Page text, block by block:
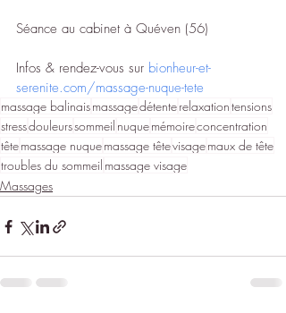
Séance au cabinet à Quéven (56)
Infos & rendez-vous sur bionheur-et-
serenite.com/massage-nuque-tete
massage balinaismassagedétenterelaxationtensions
stressdouleurssommeil nuquemémoireconcentration
têtemassage nuquemassage têtevisagemaux de tête
troubles du sommeil massage visage
Massages